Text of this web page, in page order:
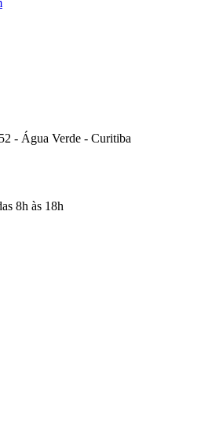
- Água Verde - Curitiba
8h às 18h